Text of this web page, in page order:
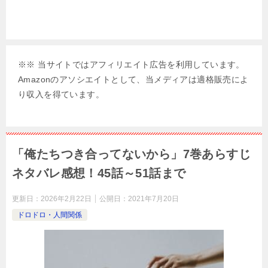
※※ 当サイトではアフィリエイト広告を利用しています。
Amazonのアソシエイトとして、当メディアは適格販売によ
り収入を得ています。
「俺たちつき合ってないから」7巻あらすじ
ネタバレ感想！45話～51話まで
更新日： 2026年2月22日 公開日： 2021年7月20日
ドロドロ・人間関係